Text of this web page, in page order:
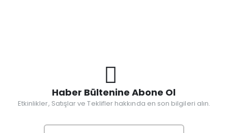
Haber Bültenine Abone Ol
Etkinlikler, Satışlar ve Teklifler hakkında en son bilgileri alın.